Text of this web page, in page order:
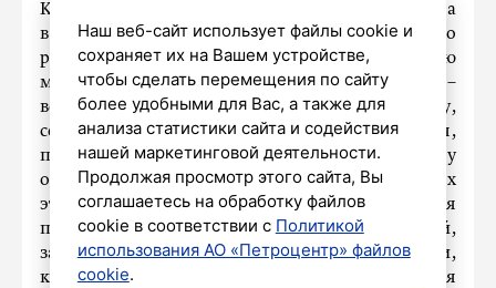
Красногвардейского района. Она была открыта
в 1983 году и за 41 год работы обновлялась всего
раз – в 2008. В этом году здесь полностью
модернизируют внутренние инженерные сети –
вентиляционные системы, электропроводку,
сети водопровода, водоотведения и отопления,
пожарную сигнализацию и систему
оповещения и управления эвакуацией. На всех
этажах будет выполнена частичная
перепланировка и отделка помещений,
заменены деревянные оконные рамы, двери,
крыльцо и ступени входной группы, а для
Наш веб-сайт использует файлы cookie и
сохраняет их на Вашем устройстве,
чтобы сделать перемещения по сайту
более удобными для Вас, а также для
анализа статистики сайта и содействия
нашей маркетинговой деятельности.
Продолжая просмотр этого сайта, Вы
соглашаетесь на обработку файлов
cookie в соответствии с Политикой
использования АО «Петроцентр» файлов
cookie.